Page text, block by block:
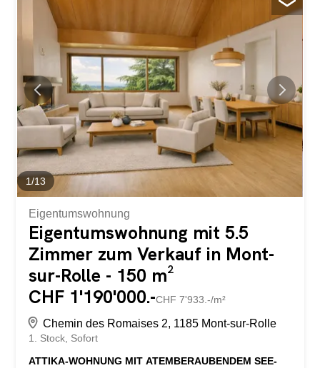
einem 9,6 m2 grossen Balkon 3 Schlafzimmer mit
Einbauschränken 1 Badezimmer (Badewanne-WC-
Lavabo) 1 Duschraum (Dusche-WC-Lavabo) Ein
Innenparkplatz sowie ein 5 m2 grosser Kellerraum runden
das Angebot dieser Immobilie ab. Trotz regelmässiger
Instandhaltung ist diese Wohnung renovierungsbedürftig,
um sie wieder in einen Zustand zu versetzen und zu
modernisieren. Mit Blick auf den See und die Alpen bietet
diese funktionale Immobilie alles, was eine Familie sucht,
die Ruhe in einer unberührten Umgebung wünscht.
Hinweis: Um Ihnen den bestmöglichen Eindruck zu
vermitteln und das...
1/13
Eigentumswohnung
Eigentumswohnung mit 5.5
Zimmer zum Verkauf in Mont-
sur-Rolle - 150 m²
CHF 1'190'000.-CHF 7'933.-/m²
Chemin des Romaises 2, 1185 Mont-sur-Rolle
1. Stock Sofort
ATTIKA-WOHNUNG MIT ATEMBERAUBENDEM SEE-